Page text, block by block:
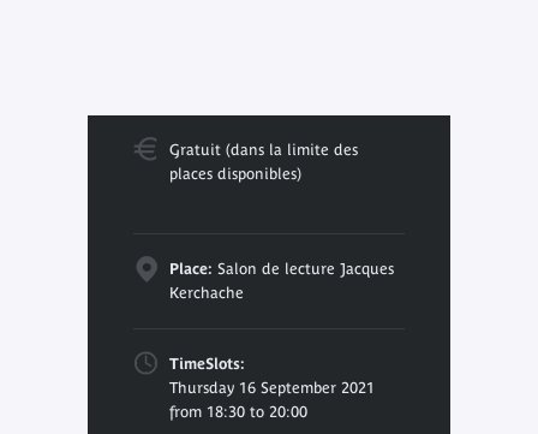
Gratuit (dans la limite des
places disponibles)
Place: Salon de lecture Jacques
Kerchache
TimeSlots:
Thursday 16 September 2021
from 18:30 to 20:00